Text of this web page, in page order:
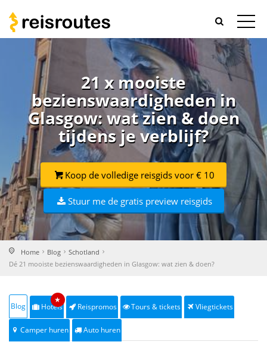
21 x mooiste
bezienswaardigheden in
Glasgow: wat zien & doen
tijdens je verblijf?
Koop de volledige reisgids voor € 10
Stuur me de gratis preview reisgids
Home Blog
Schotland
Dé 21 mooiste bezienswaardigheden in Glasgow: wat zien & doen?
Blog Hotels
★
Reispromos Tours & tickets Vliegtickets
Camper huren Auto huren